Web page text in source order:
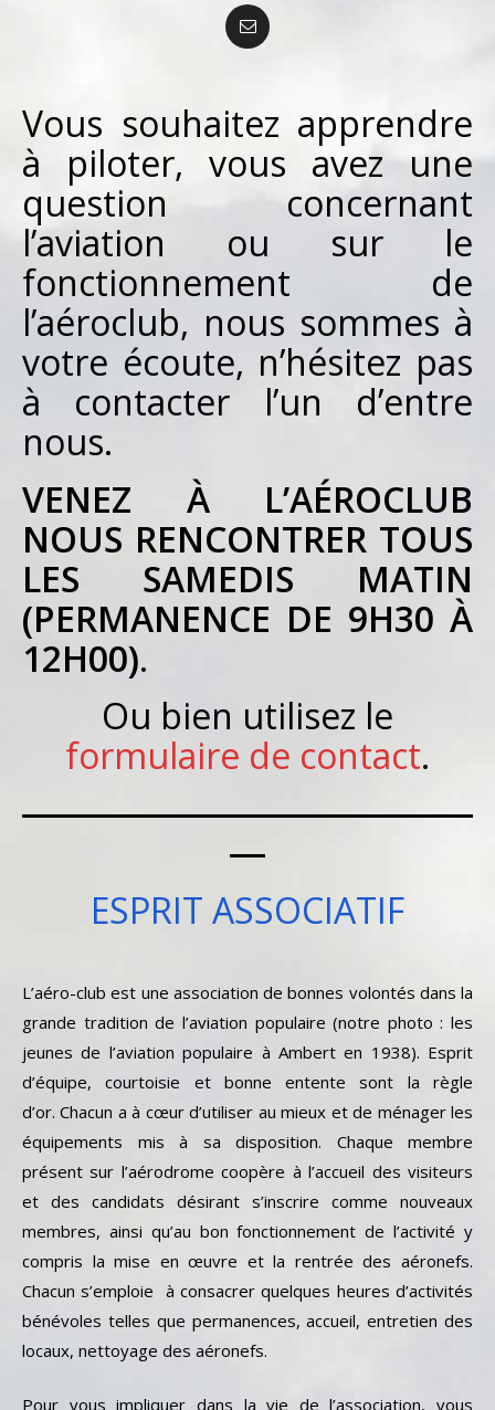
Vous souhaitez apprendre
à piloter, vous avez une
question concernant
l’aviation ou sur le
fonctionnement de
l’aéroclub, nous sommes à
votre écoute, n’hésitez pas
à contacter l’un d’entre
nous.
VENEZ À L’AÉROCLUB
NOUS RENCONTRER TOUS
LES SAMEDIS MATIN
(PERMANENCE DE 9H30 À
12H00).
Ou bien utilisez le
formulaire de contact.
ESPRIT ASSOCIATIF
L’aéro-club est une association de bonnes volontés dans la
grande tradition de l’aviation populaire (notre photo : les
jeunes de l’aviation populaire à Ambert en 1938). Esprit
d’équipe, courtoisie et bonne entente sont la règle
d’or. Chacun a à cœur d’utiliser au mieux et de ménager les
équipements mis à sa disposition. Chaque membre
présent sur l’aérodrome coopère à l’accueil des visiteurs
et des candidats désirant s’inscrire comme nouveaux
membres, ainsi qu’au bon fonctionnement de l’activité y
compris la mise en œuvre et la rentrée des aéronefs.
Chacun s’emploie à consacrer quelques heures d’activités
bénévoles telles que permanences, accueil, entretien des
locaux, nettoyage des aéronefs.
Pour vous impliquer dans la vie de l’association, vous